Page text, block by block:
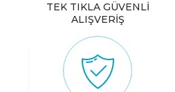
TEK TIKLA GÜVENLİ
ALIŞVERİŞ